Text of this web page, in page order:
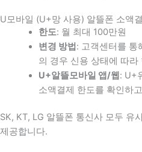
U모바일 (U+망 사용) 알뜰폰 소액
한도: 월 최대 100만원
변경 방법 : 고객센터를 통
의 경우 신용 상태에 따
U+알뜰모바일 앱/웹 : U+
소액결제 한도를 확인하
SK, KT, LG 알뜰폰 통신사 모두 유
제공합니다.